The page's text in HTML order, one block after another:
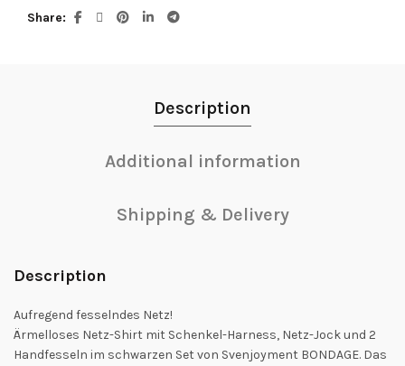
Share
Description
Additional information
Shipping & Delivery
Description
Aufregend fesselndes Netz!
Ärmelloses Netz-Shirt mit Schenkel-Harness, Netz-Jock und 2
Handfesseln im schwarzen Set von Svenjoyment BONDAGE. Das